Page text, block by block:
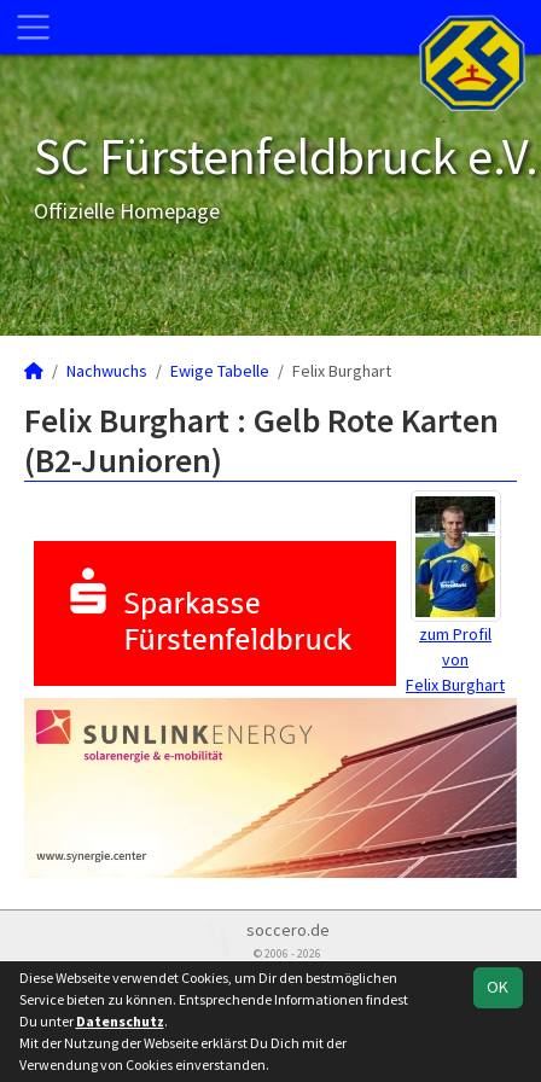
SC Fürstenfeldbruck e.V.
Offizielle Homepage
Nachwuchs Ewige Tabelle Felix Burghart
Felix Burghart : Gelb Rote Karten
(B2-Junioren)
zum Profil
von
Felix Burghart
soccero.de
© 2006 - 2026
Besucherstatistik Kontakt Impressum Datenschutz OK
Diese Webseite verwendet Cookies, um Dir den bestmöglichen
Service bieten zu können. Entsprechende Informationen findest
Du unter Datenschutz.
Mit der Nutzung der Webseite erklärst Du Dich mit der
Verwendung von Cookies einverstanden.